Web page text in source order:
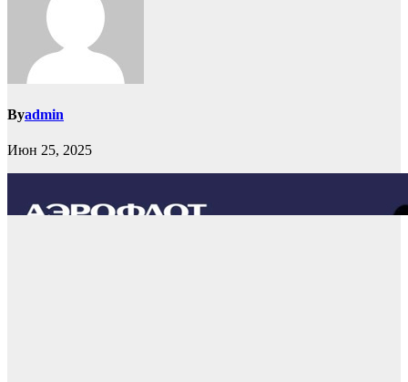
Byadmin
Июн 25, 2025